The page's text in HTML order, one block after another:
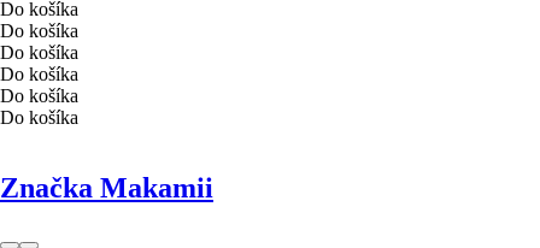
Do košíka
Do košíka
Do košíka
Do košíka
Do košíka
Do košíka
Značka Makamii